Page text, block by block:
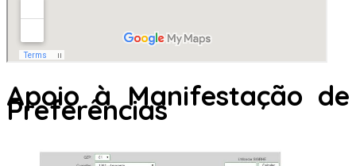
Apoio à Manifestação de
Preferências